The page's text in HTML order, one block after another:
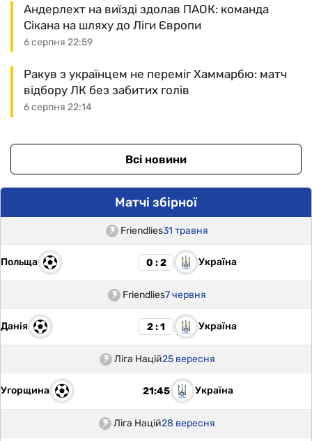
6 серпня 22:59
Андерлехт на виїзді здолав ПАОК: команда
Сікана на шляху до Ліги Європи
6 серпня 22:14
Ракув з українцем не переміг Хаммарбю: матч
відбору ЛК без забитих голів
Всі новини
Матчі збірної
Friendlies31 травня
Польща 0 : 2 Україна
Friendlies7 червня
Данія 2 : 1 Україна
Ліга Націй25 вересня
Угорщина 21:45 Україна
Ліга Націй28 вересня